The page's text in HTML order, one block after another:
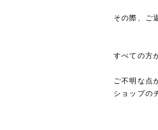
その際、ご
すべての方
ご不明な点
ショップの